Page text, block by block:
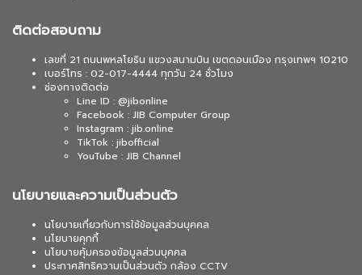
ติดต่อสอบถาม
เลขที่ 21 ถนนพหลโยธิน แขวงสนามบิน เขตดอนเมือง กรุงเทพฯ 10210
เบอร์โทร : 02-017-4444 ทุกวัน 24 ชั่วโมง
ช่องทางติดต่อ
Line ID : @jibonline
Facebook : JIB Computer Group
Instagram : jib.online
TikTok : jibofficial
YouTube : JIB Channel
นโยบายและความเป็นส่วนตัว
นโยบายเกี่ยวกับการใช้ข้อมูลส่วนบุคคล
นโยบายคุกกี้
นโยบายคุ้มครองข้อมูลส่วนบุคคล
ประกาศสิทธิความเป็นส่วนตัว กล้อง CCTV